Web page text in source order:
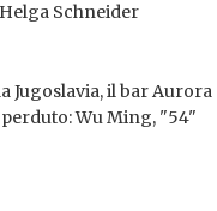
Schneider
Jugoslavia, il bar Aurora
Wu Ming, "54"